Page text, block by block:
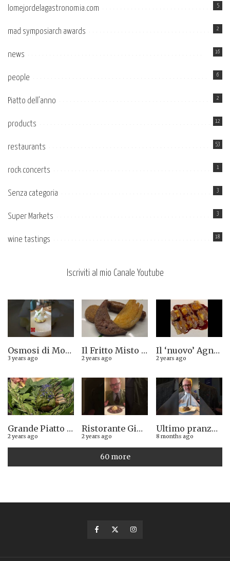
lomejordelagastronomia.com 5
mad symposiarch awards 2
news 16
people 6
Piatto dell’anno 2
products 12
restaurants 53
rock concerts 1
Senza categoria 3
Super Markets 3
wine tastings 18
Iscriviti al mio Canale Youtube
Osmosi di Montepulciano nuova stella Michelin. Avevamo visto lungo il 14.08.2023
3 years ago
Il Fritto Misto del Centro di Priocca
2 years ago
Il ‘nuovo’ Agnolotto di Torino del Mago Rabin
2 years ago
Grande Piatto al rist. Quintilio di Altare SV: Carrè di agnello in crosta di erbe aromatiche liguri
2 years ago
Ristorante Giglio di Lucca. Stella Michelin sì o no?
2 years ago
Ultimo pranzo torinese al ristorante Casa Vicina. 13/12/2025
8 months ago
60 more